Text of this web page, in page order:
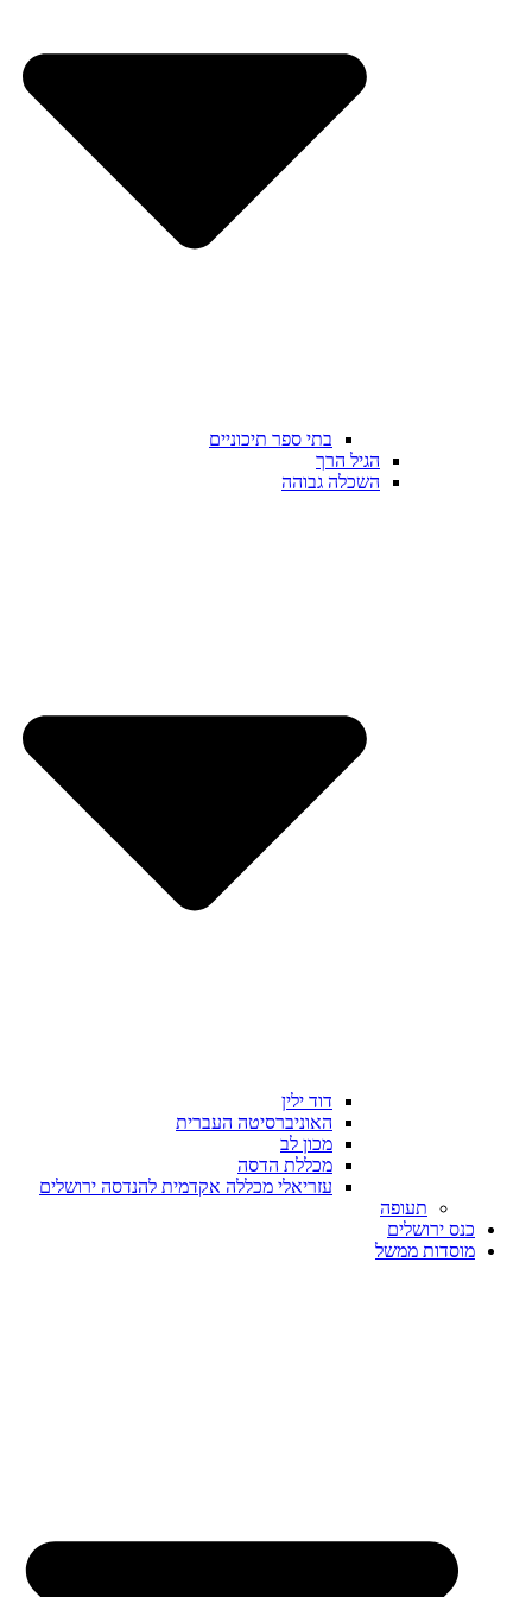
בתי ספר תיכוניים
הגיל הרך
השכלה גבוהה
דוד ילין
האוניברסיטה העברית
מכון לב
מכללת הדסה
עזריאלי מכללה אקדמית להנדסה ירושלים
תעופה
כנס ירושלים
מוסדות ממשל